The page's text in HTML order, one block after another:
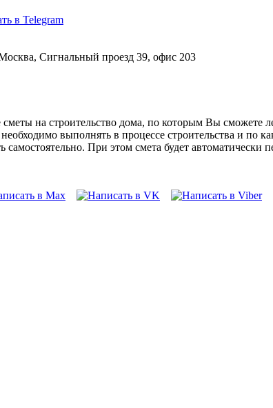
Сигнальный проезд 39, офис 203
на строительство дома, по которым Вы сможете
выполнять в процессе строительства и по
При этом смета будет автоматически